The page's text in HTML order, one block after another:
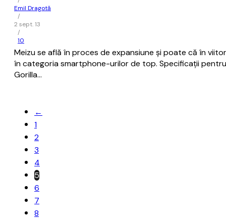
Emil Dragotă
/
2 sept. 13
/
10
Meizu se află în proces de expansiune și poate că în
în categoria smartphone-urilor de top. Specificații pentru
Gorilla…
←
1
2
3
4
5
6
7
8